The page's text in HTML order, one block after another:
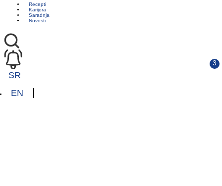
Recepti
Karijera
Saradnja
Novosti
SR
EN